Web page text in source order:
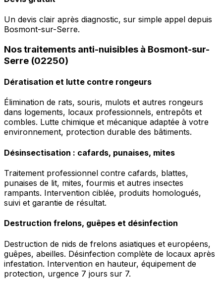
Un devis clair après diagnostic, sur simple appel depuis
Bosmont-sur-Serre.
Nos traitements anti-nuisibles à Bosmont-sur-
Serre (02250)
Dératisation et lutte contre rongeurs
Élimination de rats, souris, mulots et autres rongeurs
dans logements, locaux professionnels, entrepôts et
combles. Lutte chimique et mécanique adaptée à votre
environnement, protection durable des bâtiments.
Désinsectisation : cafards, punaises, mites
Traitement professionnel contre cafards, blattes,
punaises de lit, mites, fourmis et autres insectes
rampants. Intervention ciblée, produits homologués,
suivi et garantie de résultat.
Destruction frelons, guêpes et désinfection
Destruction de nids de frelons asiatiques et européens,
guêpes, abeilles. Désinfection complète de locaux après
infestation. Intervention en hauteur, équipement de
protection, urgence 7 jours sur 7.